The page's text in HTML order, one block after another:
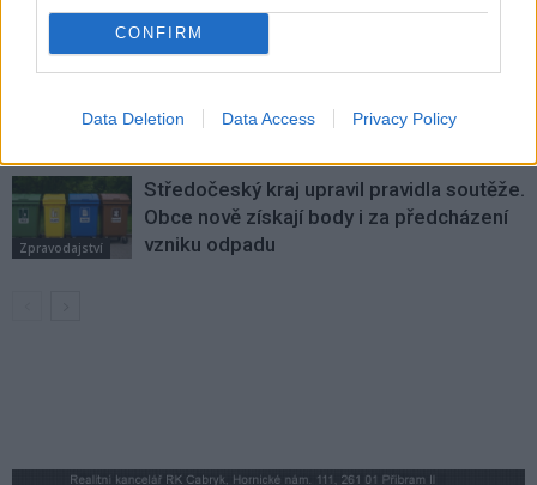
CONFIRM
Data Deletion Data Access Privacy Policy
Zpravodajství
Živohošti
Příbram modernizuje parkovací automaty.
Zpravodajství
Středočeský kraj upravil pravidla soutěže.
Obce nově získají body i za předcházení
vzniku odpadu